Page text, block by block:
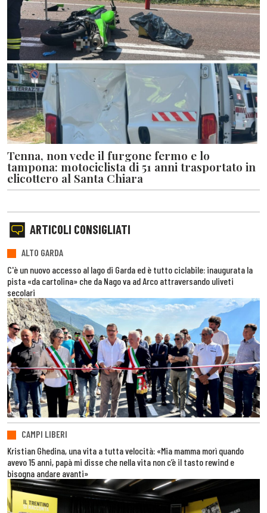
Tenna, non vede il furgone fermo e lo
tampona: motociclista di 51 anni trasportato in
elicottero al Santa Chiara
ARTICOLI CONSIGLIATI
ALTO GARDA
C'è un nuovo accesso al lago di Garda ed è tutto ciclabile: inaugurata la
pista «da cartolina» che da Nago va ad Arco attraversando uliveti
secolari
CAMPI LIBERI
Kristian Ghedina, una vita a tutta velocità: «Mia mamma morì quando
avevo 15 anni, papà mi disse che nella vita non c’è il tasto rewind e
bisogna andare avanti»